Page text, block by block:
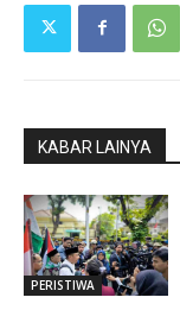
KABAR LAINYA
PERISTIWA